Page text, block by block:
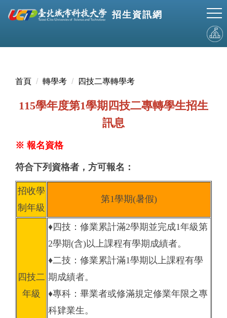
跳
到
招生資訊網
首頁 轉學考 四技二專轉學考
115學年度第1學期四技二專轉學生招生
訊息
※ 報名資格
符合下列資格者，方可報名：
招收學
制年級
第1學期(暑假)
四技二
年級
♦四技：修業累計滿2學期並完成1年級第
2學期(含)以上課程有學期成績者。
♦二技：修業累計滿1學期以上課程有學
期成績者。
♦專科：畢業者或修滿規定修業年限之專
科肄業生。